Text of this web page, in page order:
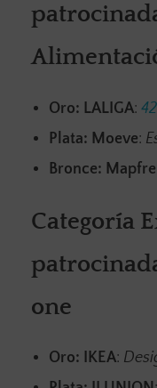
Oro: LALIGA:
Plata: Moeve:
Bronce: Mapfre
Categoría
one
Oro: IKEA: